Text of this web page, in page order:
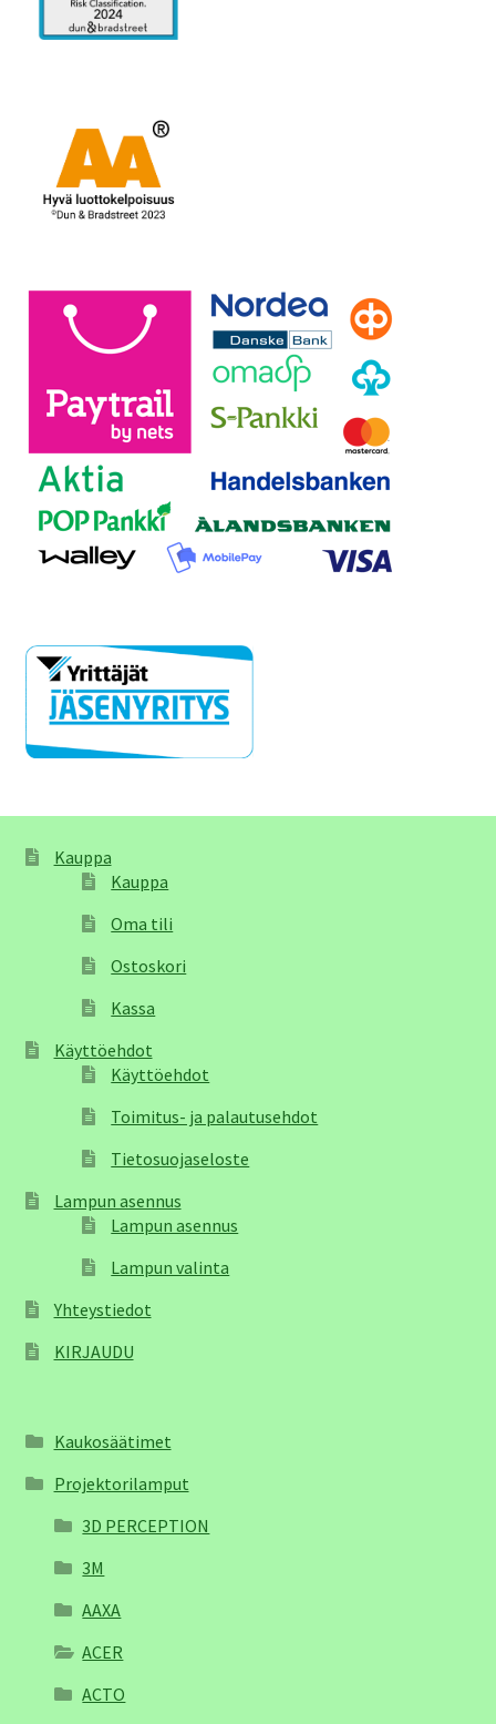
Kauppa
Kauppa
Oma tili
Ostoskori
Kassa
Käyttöehdot
Käyttöehdot
Toimitus- ja palautusehdot
Tietosuojaseloste
Lampun asennus
Lampun asennus
Lampun valinta
Yhteystiedot
KIRJAUDU
Kaukosäätimet
Projektorilamput
3D PERCEPTION
3M
AAXA
ACER
ACTO